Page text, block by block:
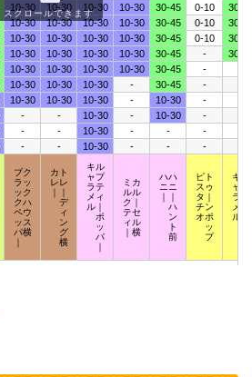
10-30 10-30 10-30 10-30 30-45 0-10
30-
10-30 10-30 10-30 10-30 30-45 0-10
30-
10-30 10-30 10-30 10-30 30-45 0-10
30-
10-30 10-30 10-30 10-30 30-45 -
30-
10-30 10-30 10-30 10-30 30-45 -
10-30 10-30 10-30 - 30-45 -
10-30 10-30 10-30 - 10-30 -
- - 10-30 - 10-30 -
- - 10-30 - - -
- - 10-30 - - -
ブク
ラッ
ック
クハ
ペウ
ッス
パ横
｜
カト
レレ
｜｜
デ
ィ
ン
グ
横
キル
ャプ
ラテ
メィ
ル｜
ポ
ッ
パ
｜
ミカ
ルル
ク｜
テセ
ィル
｜横
ハハ
ニニ
｜｜
ハ
ン
ト
前
ピト
スゥ
タ｜
チン
オポ
ッ
プ
キポ
ャッ
ラプ
メア
ルロ
スクロールできます